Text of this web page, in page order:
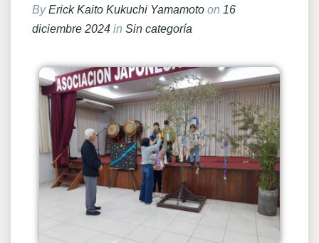
ByErick Kaito Kukuchi Yamamoto on 16
diciembre 2024 in Sin categoría